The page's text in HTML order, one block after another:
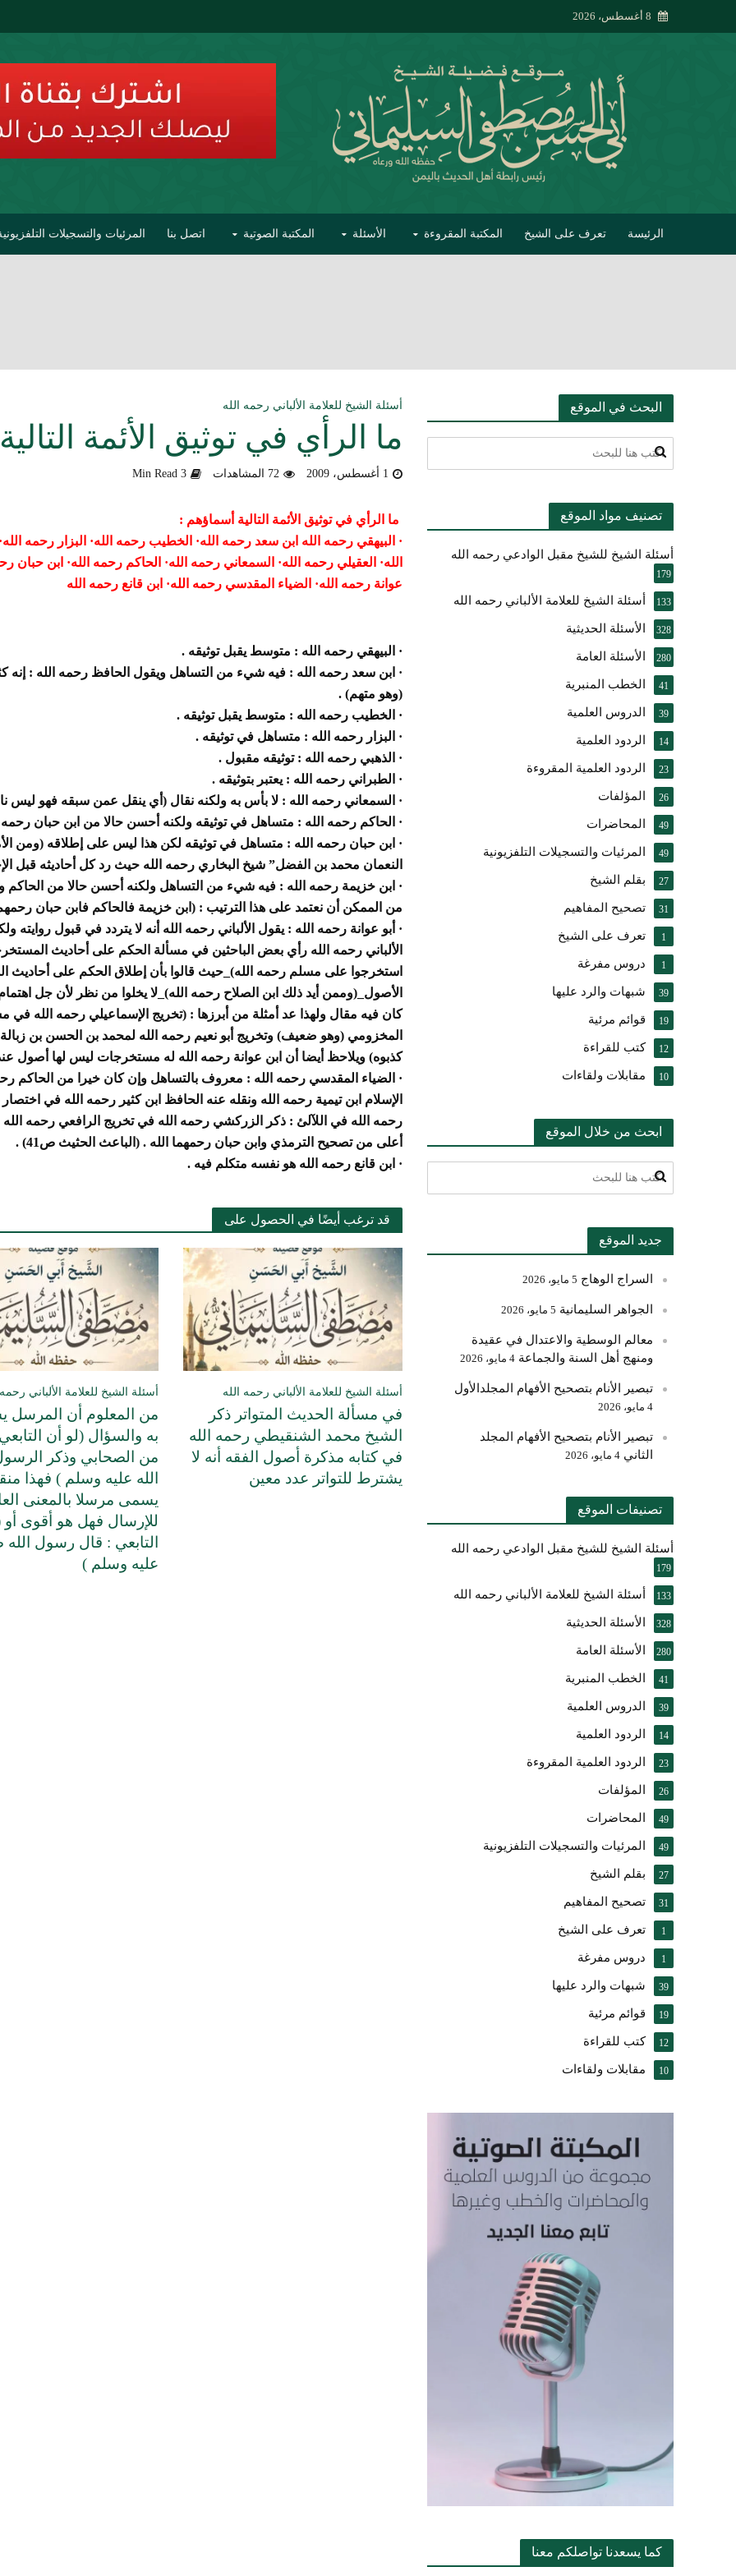
8 أغسطس، 2026
الرئيسة تعرف على الشيخ المكتبة المقروءة الأسئلة المكتبة الصوتية اتصل بنا المرئيات والتسجيلات
التعليق على ميثاق العمل الدعوي بين علماء ودعاة اليمن (صوت)
أسئلة عبدالله السليماني الحديثية للشيخ المحدث أبي الحسن السليماني
بيان بشأن حادث نيوزلندا الإرهابي
حقيقة موقف الشيخ الألباني رحمه الله من أخطاء الجماعات الإسلامية
شرح الضوابط الفقهية في التعامل مع المخالف – صوت
تعقيب على مقال الدكتور صادق بن محمد البيضاني حول فَهْمِهِ كلامي عن تنظيم القاعدة
أسئلة الشيخ للعلامة الألباني رحمه الله
ما الرأي في توثيق الأئمة
1 أغسطس، 2009 72 المشاهدات 3 Min Read
ما الرأي في توثيق الأئمة التالية أسماؤهم :
· البيهقي رحمه الله ابن سعد رحمه الله· الخطيب رحمه الله· البزار رحمه الله·
الله· العقيلي رحمه الله· السمعاني رحمه الله· الحاكم رحمه الله· ابن حبان
عوانة رحمه الله· الضياء المقدسي رحمه الله· ابن قانع رحمه الله
· البيهقي رحمه الله : متوسط يقبل توثيقه .
· ابن سعد رحمه الله : فيه شيء من التساهل ويقول الحافظ رحمه الله : إنه
(وهو متهم) .
· الخطيب رحمه الله : متوسط يقبل توثيقه .
· البزار رحمه الله : متساهل في توثيقه .
· الذهبي رحمه الله : توثيقه مقبول .
· الطبراني رحمه الله : يعتبر بتوثيقه .
· السمعاني رحمه الله : لا بأس به ولكنه نقال (أي ينقل عمن سبقه فهو ليس
· الحاكم رحمه الله : متساهل في توثيقه ولكنه أحسن حالا من ابن حبان رحمه
· ابن حبان رحمه الله : متساهل في توثيقه لكن هذا ليس على إطلاقه (ومن
النعمان محمد بن الفضل” شيخ البخاري رحمه الله حيث رد كل أحاديثه قبل
· ابن خزيمة رحمه الله : فيه شيء من التساهل ولكنه أحسن حالا من الحاكم
من الممكن أن نعتمد على هذا الترتيب : (ابن خزيمة فالحاكم فابن حبان
· أبو عوانة رحمه الله : يقول الألباني رحمه الله أنه لا يتردد في قبول روايته
الألباني رحمه الله رأي بعض الباحثين في مسألة الحكم على أحاديث
استخرجوا على مسلم رحمه الله)_حيث قالوا بأن إطلاق الحكم على أحاديث
الأصول_(وممن أيد ذلك ابن الصلاح رحمه الله)_لا يخلوا من نظر لأن جل
كان فيه مقال ولهذا عد أمثلة من أبرزها : (تخريج الإسماعيلي رحمه الله في
المخزومي (وهو ضعيف) وتخريج أبو نعيم رحمه الله لمحمد بن الحسن بن
كذبوه) ويلاحظ أيضا أن ابن عوانة رحمه الله له مستخرجات ليس لها أصول
· الضياء المقدسي رحمه الله : معروف بالتساهل وإن كان خيرا من الحاكم
الإسلام ابن تيمية رحمه الله ونقله عنه الحافظ ابن كثير رحمه الله في
رحمه الله في اللآلئ : ذكر الزركشي رحمه الله في تخريج الرافعي رحمه
أعلى من تصحيح الترمذي وابن حبان رحمهما الله . (الباعث الحثيث ص41)
.
· ابن قانع رحمه الله هو نفسه متكلم فيه .
قد ترغب أيضًا في الحصول على
أسئلة الشيخ للعلامة الألباني رحمه الله
في مسألة الحديث المتواتر ذكر
الشيخ محمد الشنقيطي رحمه الله
في كتابه مذكرة أصول الفقه أنه لا
يشترط للتواتر عدد معين
أسئلة الشيخ للعلامة الألباني
من المعلوم أن المرسل
به والسؤال (لو أن
من الصحابي وذكر
الله عليه وسلم ) فهذا
يسمى مرسلا بالمعنى
للإرسال فهل هو أقوى
التابعي : قال رسول الله
عليه وسلم )
البحث في الموقع
تصنيف مواد الموقع
أسئلة الشيخ للشيخ مقبل الوادعي رحمه الله
179
أسئلة الشيخ للعلامة الألباني رحمه الله 133
الأسئلة الحديثية 328
الأسئلة العامة 280
الخطب المنبرية 41
الدروس العلمية 39
الردود العلمية 14
الردود العلمية المقروءة 23
المؤلفات 26
المحاضرات 49
المرئيات والتسجيلات التلفزيونية 49
بقلم الشيخ 27
تصحيح المفاهيم 31
تعرف على الشيخ 1
دروس مفرغة 1
شبهات والرد عليها 39
قوائم مرئية 19
كتب للقراءة 12
مقابلات ولقاءات 10
ابحث من خلال الموقع
جديد الموقع
السراج الوهاج 5 مايو، 2026
الجواهر السليمانية 5 مايو، 2026
معالم الوسطية والاعتدال في عقيدة
ومنهج أهل السنة والجماعة 4 مايو، 2026
تبصير الأنام بتصحيح الأفهام المجلدالأول
4 مايو، 2026
تبصير الأنام بتصحيح الأفهام المجلد
الثاني 4 مايو، 2026
تصنيفات الموقع
أسئلة الشيخ للشيخ مقبل الوادعي رحمه الله
179
أسئلة الشيخ للعلامة الألباني رحمه الله 133
الأسئلة الحديثية 328
الأسئلة العامة 280
الخطب المنبرية 41
الدروس العلمية 39
الردود العلمية 14
الردود العلمية المقروءة 23
المؤلفات 26
المحاضرات 49
المرئيات والتسجيلات التلفزيونية 49
بقلم الشيخ 27
تصحيح المفاهيم 31
تعرف على الشيخ 1
دروس مفرغة 1
شبهات والرد عليها 39
قوائم مرئية 19
كتب للقراءة 12
مقابلات ولقاءات 10
كما يسعدنا تواصلكم معنا